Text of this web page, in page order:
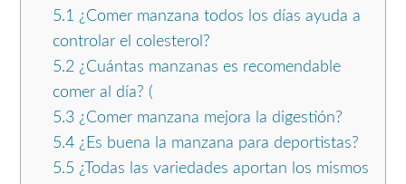
5.1 ¿Comer manzana todos los días ayuda a
controlar el colesterol?
5.2¿Cuántas manzanas es recomendable
comer al día? (
5.3¿Comer manzana mejora la digestión?
5.4¿Es buena la manzana para deportistas?
5.5 ¿Todas las variedades aportan los mismos